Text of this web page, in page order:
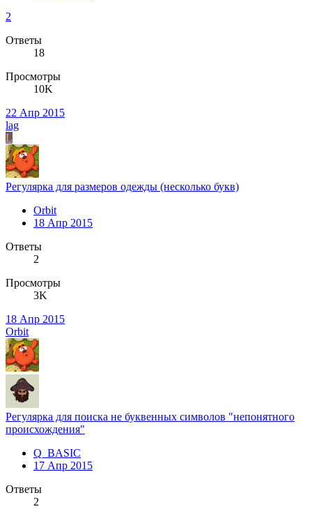
2
Ответы
18
Просмотры
10K
22 Апр 2015
lag
L
Регулярка для размеров одежды (несколько букв)
Orbit
18 Апр 2015
Ответы
2
Просмотры
3K
18 Апр 2015
Orbit
Регулярка для поиска не буквенных символов "непонятного
происхождения"
Q_BASIC
17 Апр 2015
Ответы
2